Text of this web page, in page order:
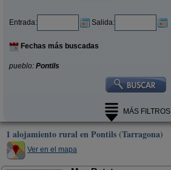
Entrada: Salida:
Fechas más buscadas
pueblo: Pontils
MÁS FILTROS
1 alojamiento rural en Pontils (Tarragona)
Ver en el mapa